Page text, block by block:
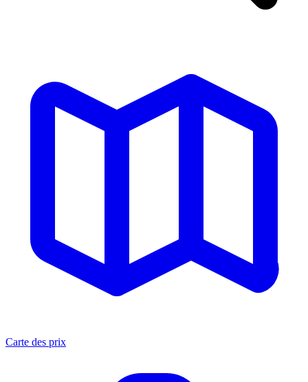
Carte des prix